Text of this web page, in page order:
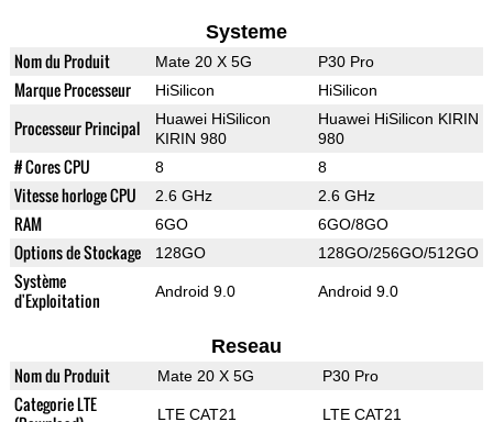
Systeme
Nom du Produit Mate 20 X 5G P30 Pro
Marque Processeur HiSilicon HiSilicon
Processeur Principal
Huawei HiSilicon
KIRIN 980
Huawei HiSilicon KIRIN
980
# Cores CPU 8 8
Vitesse horloge CPU 2.6 GHz 2.6 GHz
RAM 6GO 6GO/8GO
Options de Stockage 128GO 128GO/256GO/512GO
Système
d'Exploitation
Android 9.0 Android 9.0
Reseau
Nom du Produit Mate 20 X 5G P30 Pro
Categorie LTE
LTE CAT21 LTE CAT21